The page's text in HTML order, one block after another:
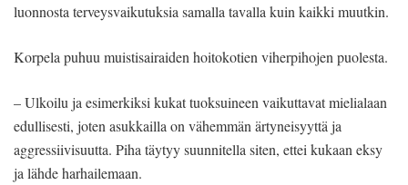
luonnosta terveysvaikutuksia samalla tavalla kuin kaikki muutkin.
Korpela puhuu muistisairaiden hoitokotien viherpihojen puolesta.
– Ulkoilu ja esimerkiksi kukat tuoksuineen vaikuttavat mielialaan
edullisesti, joten asukkailla on vähemmän ärtyneisyyttä ja
aggressiivisuutta. Piha täytyy suunnitella siten, ettei kukaan eksy
ja lähde harhailemaan.